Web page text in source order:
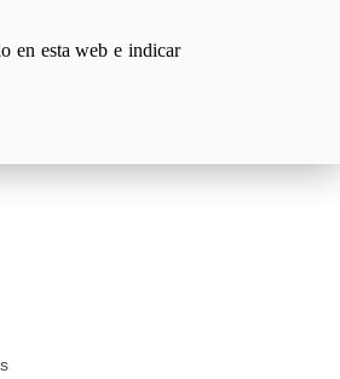
en esta web e indicar